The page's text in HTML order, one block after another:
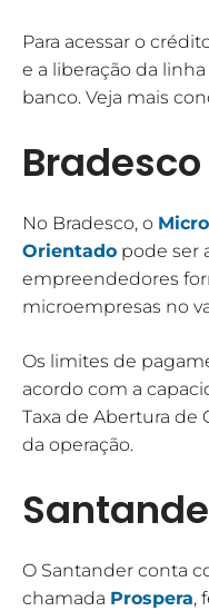
Para acessar o
e a liberação da
banco. Veja mais
Bradesco
No Bradesco, o
Orientado pode ser
empreendedores
microempresas no
Os limites de
acordo com a
Taxa de Abertura de
da operação.
O Santander conta
chamada Prospera,